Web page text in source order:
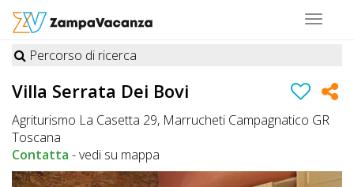
Toggle
STRUTTURE
DOG
Percorso di ricerca
Villa Serrata Dei Bovi
Agriturismo La Casetta 29, Marrucheti Campagnatico GR
Toscana
Contatta -vedi su mappa